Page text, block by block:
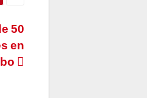
50
en